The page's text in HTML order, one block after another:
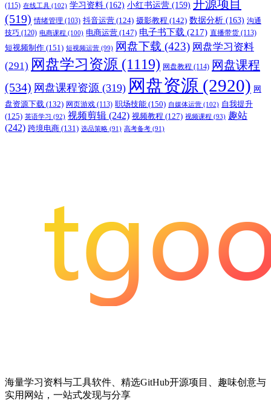
(115) 在线工具 (102) 学习资料 (162) 小红书运营 (159) 开源项目
(519) 情绪管理 (103) 抖音运营 (124) 摄影教程 (142) 数据分析 (163) 沟通
技巧 (120) 电商课程 (100) 电商运营 (147) 电子书下载 (217) 直播带货 (113)
短视频制作 (151) 短视频运营 (99) 网盘下载 (423) 网盘学习资料
(291) 网盘学习资源 (1119) 网盘教程 (114) 网盘课程
(534) 网盘课程资源 (319) 网盘资源 (2920) 网
盘资源下载 (132) 网页游戏 (113) 职场技能 (150) 自媒体运营 (102) 自我提升
(125) 英语学习 (92) 视频剪辑 (242) 视频教程 (127) 视频课程 (93) 趣站
(242) 跨境电商 (131) 选品策略 (91) 高考备考 (91)
海量学习资料与工具软件、精选GitHub开源项目、趣味创意与
实用网站，一站式发现与分享